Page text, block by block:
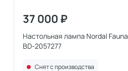
37 000 ₽
Настольная лампа Nordal Fauna
BD-2057277
Снят с производства